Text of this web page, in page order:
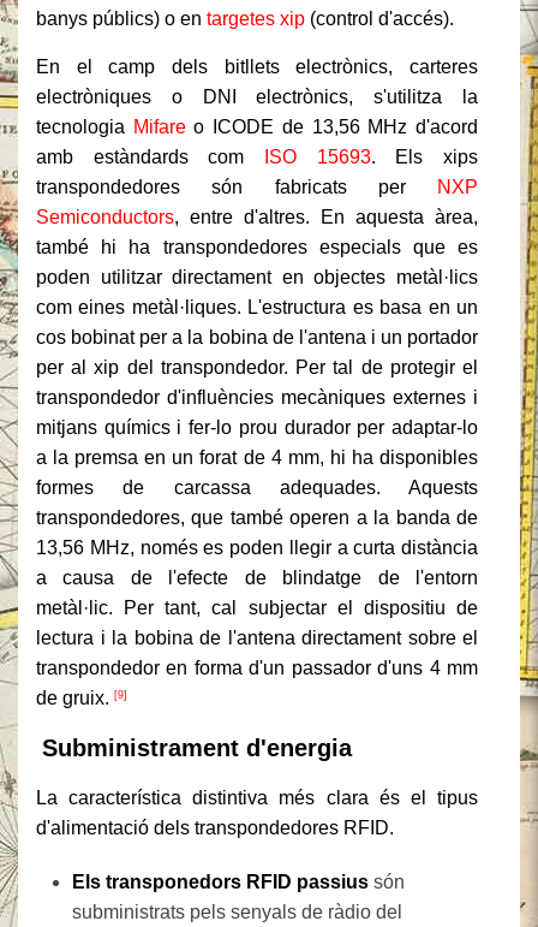
banys públics) o en targetes xip (control d'accés).
En el camp dels bitllets electrònics, carteres
electròniques o DNI electrònics, s'utilitza la
tecnologia Mifareo ICODE de 13,56 MHz d'acord
amb estàndards com
ISO 15693. Els xips
transpondedores són fabricats per
NXP
Semiconductors, entre d'altres. En aquesta àrea,
també hi ha transpondedores especials que es
poden utilitzar directament en objectes metàl·lics
com eines metàl·liques. L'estructura es basa en un
cos bobinat per a la bobina de l'antena i un portador
per al xip del transpondedor. Per tal de protegir el
transpondedor d'influències mecàniques externes i
mitjans químics i fer-lo prou durador per adaptar-lo
a la premsa en un forat de 4 mm, hi ha disponibles
formes de carcassa adequades. Aquests
transpondedores, que també operen a la banda de
13,56 MHz, només es poden llegir a curta distància
a causa de l'efecte de blindatge de l'entorn
metàl·lic. Per tant, cal subjectar el dispositiu de
lectura i la bobina de l'antena directament sobre el
transpondedor en forma d'un passador d'uns 4 mm
de gruix. [9]
Subministrament d'energia
La característica distintiva més clara és el tipus
d'alimentació dels transpondedores RFID.
Els transponedors RFID passius són
subministrats pels senyals de ràdio del